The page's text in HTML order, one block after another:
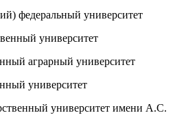
федеральный университет
университет
аграрный университет
университет
университет имени А.С.